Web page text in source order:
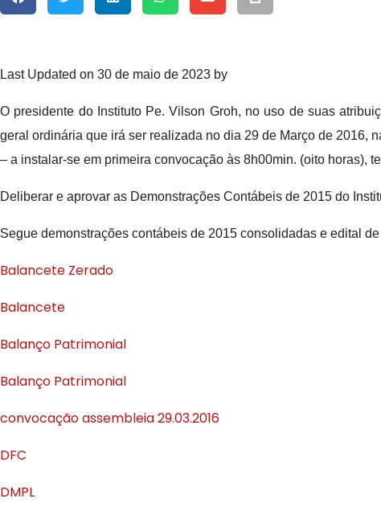
Last Updated on 30 de maio de 2023 by
O presidente do Instituto Pe. Vilson Groh, no uso de suas
geral ordinária que irá ser realizada no dia 29 de Março de 2016,
– a instalar-se em primeira convocação às 8h00min. (oito horas),
Deliberar e aprovar as Demonstrações Contábeis de 2015 do
Segue demonstrações contábeis de 2015 consolidadas e edital
Balancete Zerado
Balancete
Balanço Patrimonial
Balanço Patrimonial
convocação assembleia 29.03.2016
DFC
DMPL